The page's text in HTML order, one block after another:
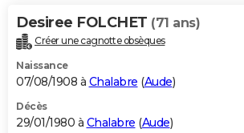
Desiree FOLCHET (71 ans)
Créer une cagnotte obsèques
Naissance
07/08/1908 à Chalabre (Aude)
Décès
29/01/1980 à Chalabre (Aude)